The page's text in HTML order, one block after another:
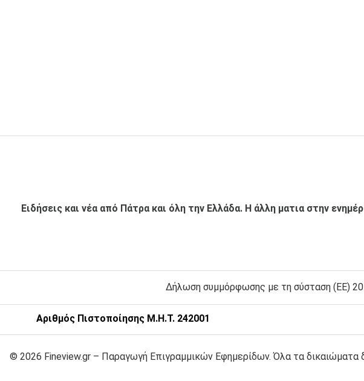
Ειδήσεις και νέα από Πάτρα και όλη την Ελλάδα. Η άλλη ματια στην
Δήλωση συμμόρφωσης με τη σύσταση (ΕΕ)
Αριθμός Πιστοποίησης Μ.Η.Τ. 242001
© 2026 Fineview.gr – Παραγωγή Επιγραμμικών Εφημερίδων. Όλα τα δικαιώματα